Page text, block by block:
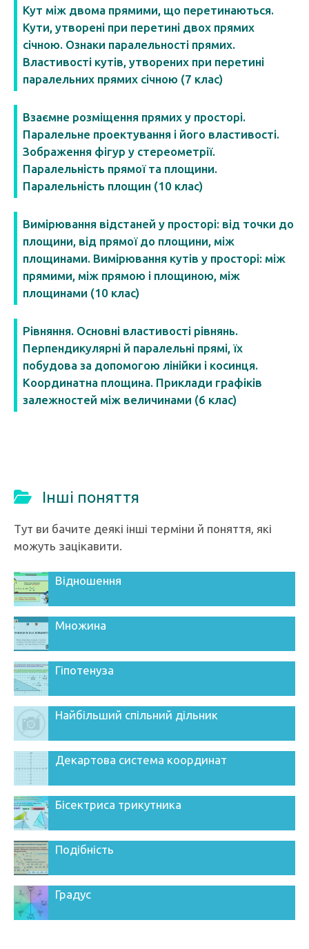
Кут між двома прямими, що перетинаються.
Кути, утворені при перетині двох прямих
січною. Ознаки паралельності прямих.
Властивості кутів, утворених при перетині
паралельних прямих січною (7 клас)
Взаємне розміщення прямих у просторі.
Паралельне проектування і його властивості.
Зображення фігур у стереометрії.
Паралельність прямої та площини.
Паралельність площин (10 клас)
Вимірювання відстаней у просторі: від точки до
площини, від прямої до площини, між
площинами. Вимірювання кутів у просторі: між
прямими, між прямою і площиною, між
площинами (10 клас)
Рівняння. Основні властивості рівнянь.
Перпендикулярні й паралельні прямі, їх
побудова за допомогою лінійки і косинця.
Координатна площина. Приклади графіків
залежностей між величинами (6 клас)
Інші поняття
Тут ви бачите деякі інші терміни й поняття, які
можуть зацікавити.
Відношення
Множина
Гіпотенуза
Найбільший спільний дільник
Декартова система координат
Бісектриса трикутника
Подібність
Градус